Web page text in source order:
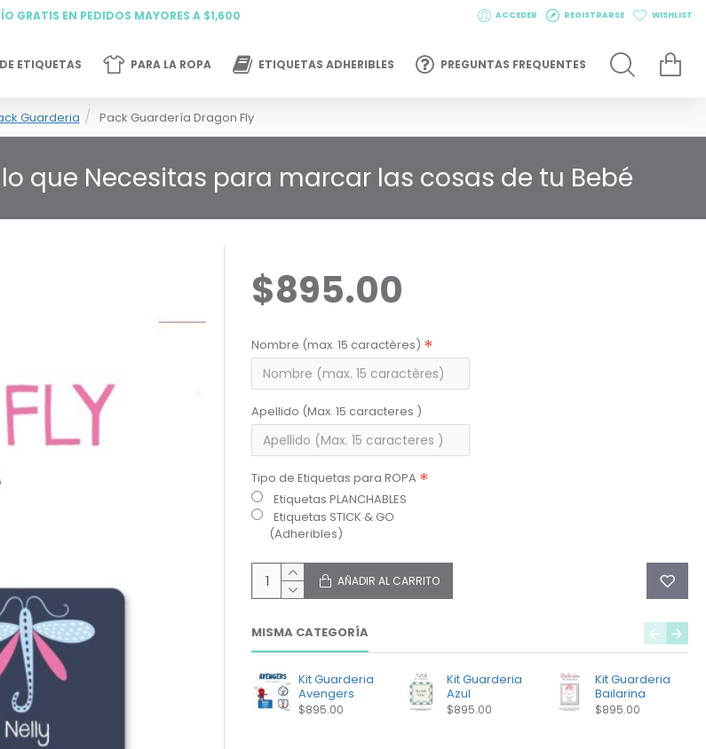
GRATIS EN PEDIDOS MAYORES A $1,600 ACCEDER REGISTRARSE WISHLIST
ETIQUETAS PARA LA ROPA ETIQUETAS ADHERIBLES PREGUNTAS FREQUENTES
Guarderia Pack Guardería Dragon Fly
que Necesitas para marcar las cosas de tu Bebé
$895.00
Nombre (max. 15 caractères)
Apellido (Max. 15 caracteres )
Tipo de Etiquetas para ROPA
Etiquetas PLANCHABLES
Etiquetas STICK & GO
(Adheribles)
AÑADIR AL CARRITO
MISMA CATEGORÍA
Kit Guarderia
Avengers
$895.00
Kit Guarderia
Azul
$895.00
Kit Guarderia
Bailarina
$895.00